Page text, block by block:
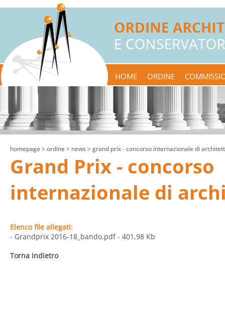
HOME ORDINE
homepage > ordine > news > grand prix - concorso internazionale di
Grand Prix - concorso
internazionale di
Elenco file allegati:
- Grandprix 2016-18_bando.pdf- 401,98 Kb
Torna indietro